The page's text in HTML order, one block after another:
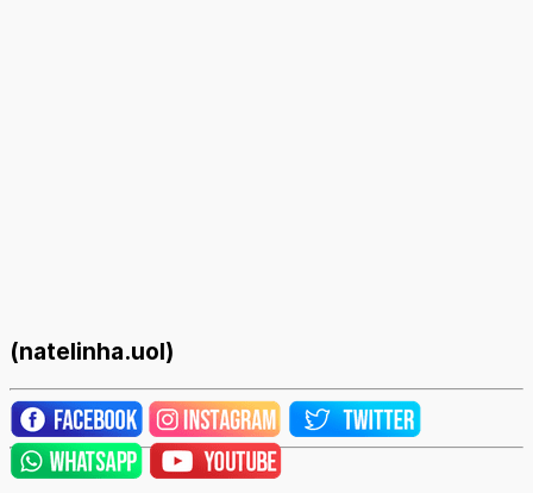
(natelinha.uol)